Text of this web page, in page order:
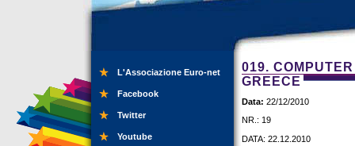
L'Associazione Euro-net
Facebook
Twitter
Youtube
019.
GREECE
Data: 22/12/2010
NR.: 19
DATA: 22.12.2010